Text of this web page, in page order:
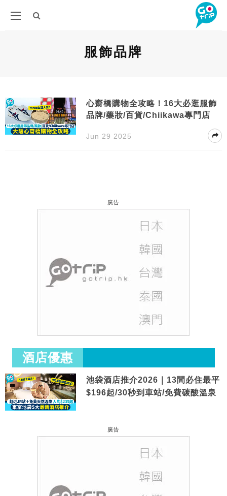
服飾品牌
心齋橋購物全攻略！16大必逛服飾
品牌/藥妝/百貨/Chiikawa專門店
Jun 29 2025
廣告
酒店優惠
池袋酒店推介2026｜13間必住最平
$196起/30秒到車站/免費碳酸溫泉
廣告